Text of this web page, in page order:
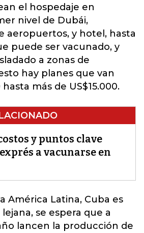
el hospedaje en
nivel de Dubái,
aeropuertos, y hotel, hasta
puede ser vacunado, y
a zonas de
hay planes que van
más de US$15.000.
y puntos clave
a vacunarse en
América Latina, Cuba es
se espera que a
lancen la producción de